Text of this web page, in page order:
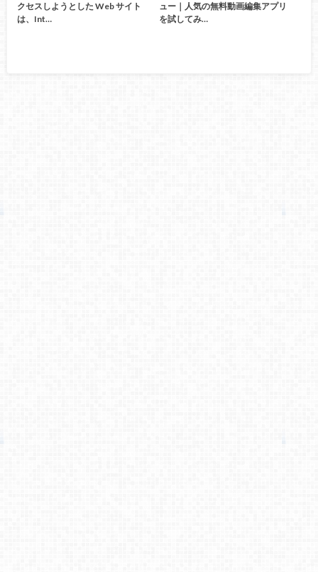
クセスしようとした Web サイト
は、Int…
ュー｜人気の無料動画編集アプリ
を試してみ…